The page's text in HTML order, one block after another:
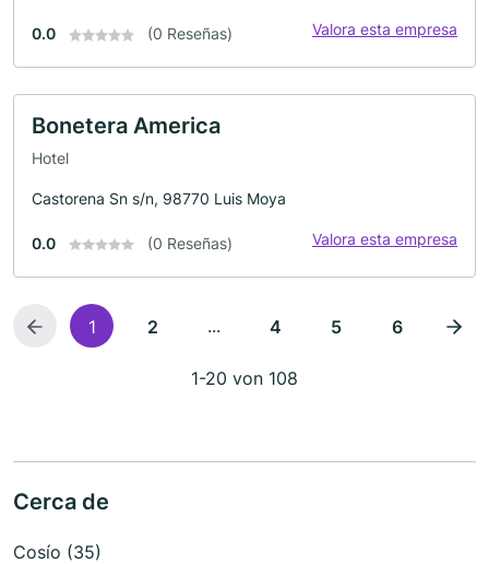
0.0 (0 Reseñas) Valora esta empresa
Bonetera America
Hotel
Castorena Sn s/n, 98770 Luis Moya
0.0 (0 Reseñas) Valora esta empresa
1 2 ... 4 5 6
1-20 von 108
Cerca de
Cosío (35)